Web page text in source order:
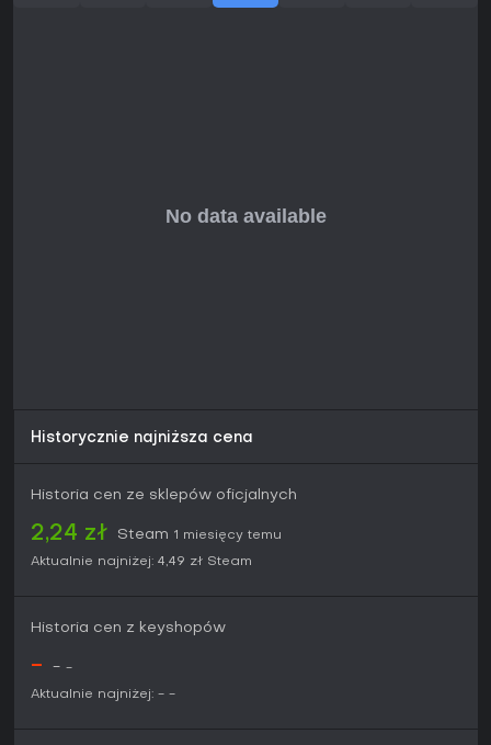
Historycznie najniższa cena
Historia cen ze sklepów oficjalnych
2,24 zł Steam 1 miesięcy temu
Aktualnie najniżej: 4,49 zł Steam
Historia cen z keyshopów
- - -
Aktualnie najniżej: - -